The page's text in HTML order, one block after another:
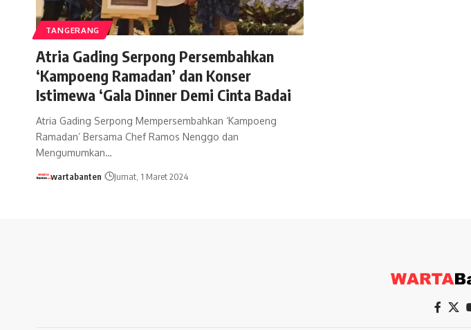
TANGERANG
Atria Gading Serpong Persembahkan
‘Kampoeng Ramadan’ dan Konser
Istimewa ‘Gala Dinner Demi Cinta Badai
Atria Gading Serpong Mempersembahkan ‘Kampoeng
Ramadan’ Bersama Chef Ramos Nenggo dan
Mengumumkan…
wartabanten Jumat, 1 Maret 2024